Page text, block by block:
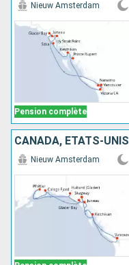
Pension complète
Nieuw Amsterdam
CANADA, ÉTATS-UNIS
Nieuw Amsterdam